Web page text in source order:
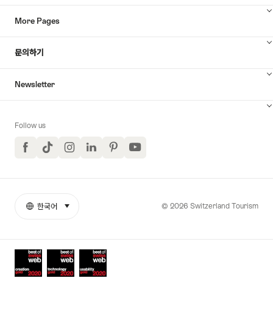
More Pages
문의하기
Newsletter
Follow us
FacebookTikTokInstagramLinkedInPinterestYouTube
Awards
More
© 2026 Switzerland Tourism
한국어 select (click to display)